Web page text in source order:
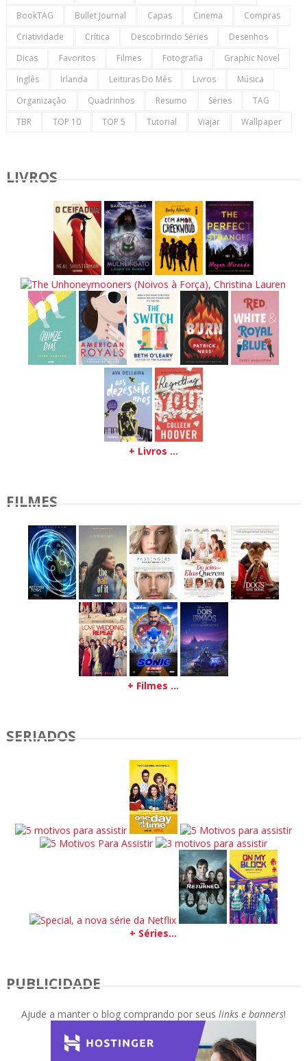
BookTAG
Bullet Journal Capas Cinema
Compras
Criatividade
Crítica Descobrindo Séries
Desenhos
Dicas
Favoritos Filmes Fotografia
Graphic Novel
Inglês
Irlanda Leituras Do Mês Livros
Música
Organização
Quadrinhos Resumo Séries
TAG
TBR
TOP 10 TOP 5 Tutorial Viajar Wallpaper
LIVROS
+ Livros ...
FILMES
+ Filmes ...
SERIADOS
+ Séries...
PUBLICIDADE
Ajude a manter o blog comprando por seus links e banners!